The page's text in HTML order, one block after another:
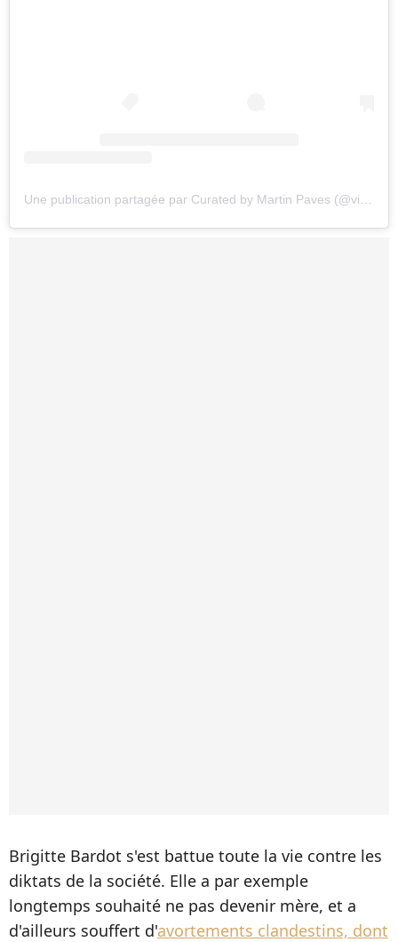
Brigitte Bardot s'est battue toute la vie contre les
diktats de la société. Elle a par exemple
longtemps souhaité ne pas devenir mère, et a
d'ailleurs souffert d'avortements clandestins, dont